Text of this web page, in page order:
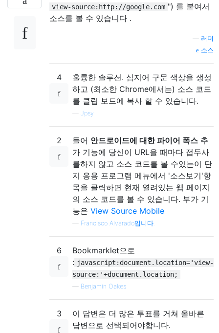
view-source:http://google.com ") 를 붙여서
소스를 볼 수 있습니다 .
러더
소스
4
훌륭한 솔루션. 심지어 구문 색상을 생성
하고 (최소한 Chrome에서는) 소스 코드
를 클립 보드에 복사 할 수 있습니다.
— Jpsy
2 들어 안드로이드에 대한 파이어 폭스 추
가 기능에 당신이 URL을 때마다 접두사
를하지 않고 소스 코드를 볼 수있는이 단
지 응용 프로그램 메뉴에서 '소스보기'항
목을 클릭하면 현재 열려있는 웹 페이지
의 소스 코드를 볼 수 있습니다. 부가 기
능은 View Source Mobile
— Francisco Alvarado입니다.
6
Bookmarklet으로
: javascript:document.location='view-
source:'+document.location;
— Benjamin Oakes
3
이 답변은 더 많은 투표를 거쳐 올바른
답변으로 선택되어야합니다.